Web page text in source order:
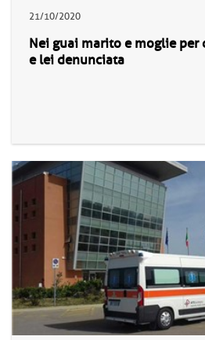
21/10/2020
Nei guai marito e moglie per
e lei denunciata